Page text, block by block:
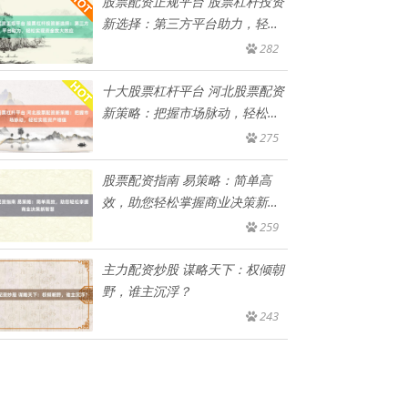
新选择：第三方平台助力，轻松
282
十大股票杠杆平台 河北股票配资
新策略：把握市场脉动，轻松实
275
股票配资指南 易策略：简单高
效，助您轻松掌握商业决策新智
259
主力配资炒股 谋略天下：权倾朝
野，谁主沉浮？
243